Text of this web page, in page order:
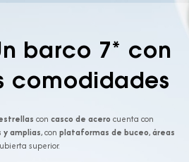
barco 7* con
comodidades
con casco de acero cuenta con
y amplias, con plataformas de buceo,áreas
superior.